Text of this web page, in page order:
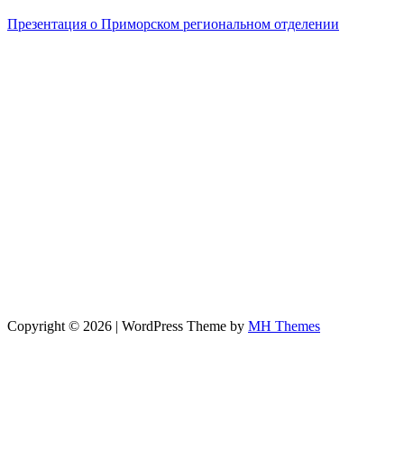
Презентация о Приморском региональном отделении
Copyright © 2026 | WordPress Theme by MH Themes